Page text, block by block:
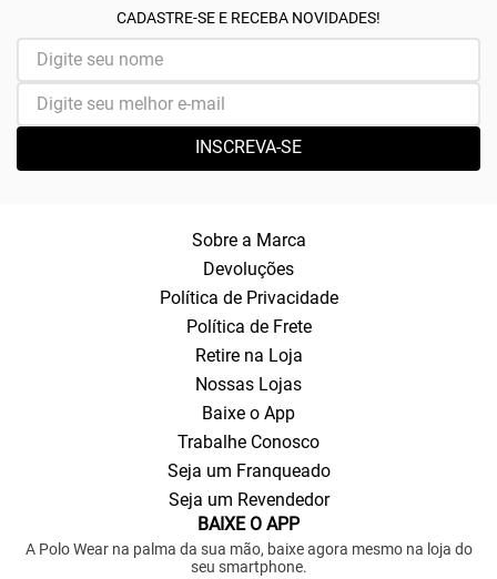
CADASTRE-SE E RECEBA NOVIDADES!
INSCREVA-SE
Sobre a Marca
Devoluções
Política de Privacidade
Política de Frete
Retire na Loja
Nossas Lojas
Baixe o App
Trabalhe Conosco
Seja um Franqueado
Seja um Revendedor
BAIXE O APP
A Polo Wear na palma da sua mão, baixe agora mesmo na loja do
seu smartphone.